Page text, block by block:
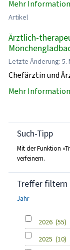
Mehr
Artikel
Ärztlich-
Letzte Änderung: 5.
Chefärztin und
Mehr
Such-Tipp
Mit der Funktion
verfeinern.
Treffer filtern
Jahr
2026 (55)
2025 (10)